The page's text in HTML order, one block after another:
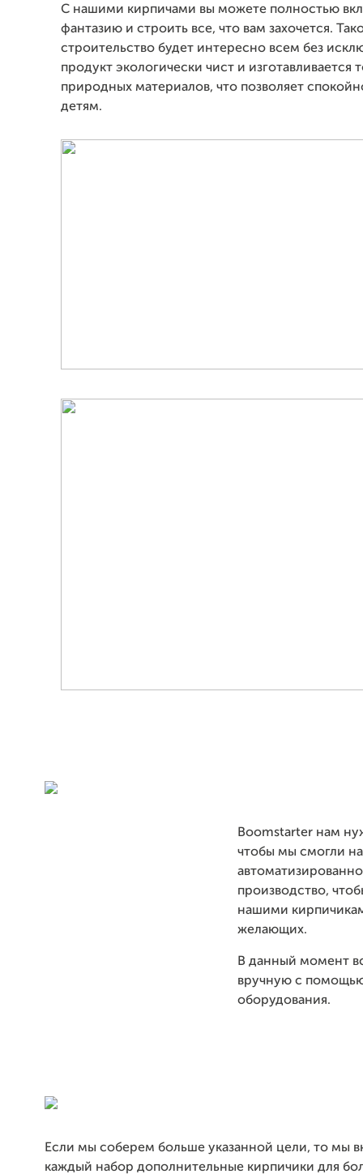
С нашими кирпичами вы можете полностью
фантазию и строить все, что вам захочется.
строительство будет интересно всем без
продукт экологически чист и изготавливается
природных материалов, что позволяет
детям.
Boomstarter нам
чтобы мы смогли
производство,
нашими
желающих.
В данный момент
вручную с
оборудования.
Если мы соберем больше указанной цели, то мы
каждый набор дополнительные кирпичики для